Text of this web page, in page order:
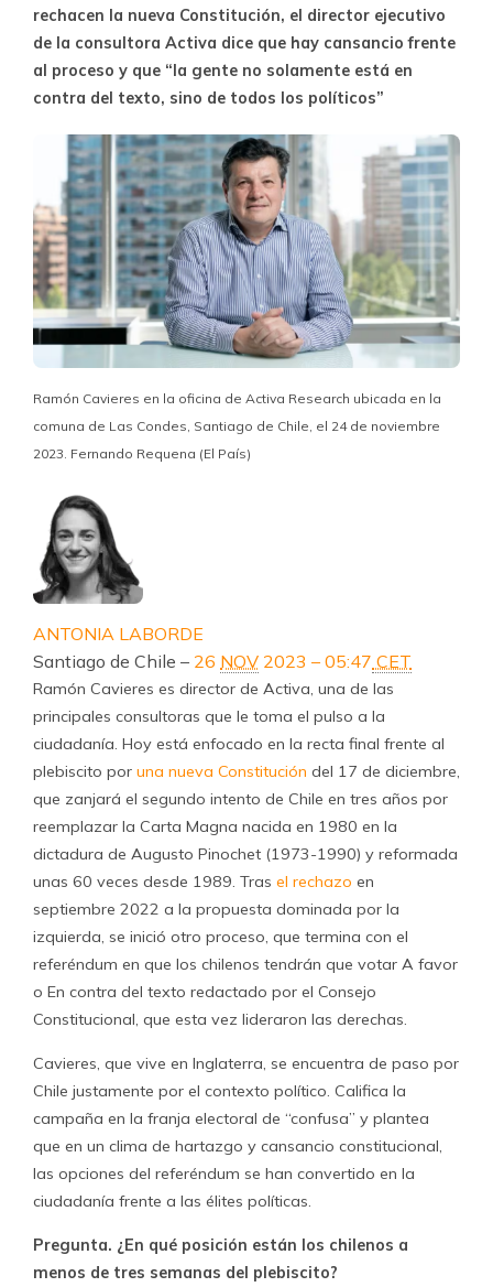
rechacen la nueva Constitución, el director ejecutivo
de la consultora Activa dice que hay cansancio frente
al proceso y que “la gente no solamente está en
contra del texto, sino de todos los políticos”
Ramón Cavieres en la oficina de Activa Research ubicada en la
comuna de Las Condes, Santiago de Chile, el 24 de noviembre
2023. Fernando Requena (El País)
ANTONIA LABORDE
Santiago de Chile – 26 NOV 2023 – 05:47 CET
Ramón Cavieres es director de Activa, una de las
principales consultoras que le toma el pulso a la
ciudadanía. Hoy está enfocado en la recta final frente al
plebiscito por una nueva Constitución del 17 de diciembre,
que zanjará el segundo intento de Chile en tres años por
reemplazar la Carta Magna nacida en 1980 en la
dictadura de Augusto Pinochet (1973-1990) y reformada
unas 60 veces desde 1989. Tras el rechazo en
septiembre 2022 a la propuesta dominada por la
izquierda, se inició otro proceso, que termina con el
referéndum en que los chilenos tendrán que votar A favor
o En contra del texto redactado por el Consejo
Constitucional, que esta vez lideraron las derechas.
Cavieres, que vive en Inglaterra, se encuentra de paso por
Chile justamente por el contexto político. Califica la
campaña en la franja electoral de “confusa” y plantea
que en un clima de hartazgo y cansancio constitucional,
las opciones del referéndum se han convertido en la
ciudadanía frente a las élites políticas.
Pregunta. ¿En qué posición están los chilenos a
menos de tres semanas del plebiscito?